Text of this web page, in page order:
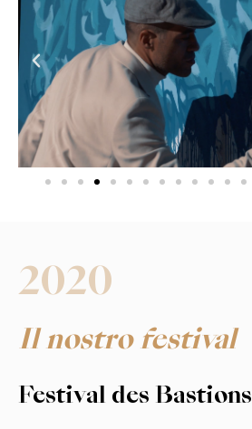
Il nostro festival
2020
Festival des Bastions